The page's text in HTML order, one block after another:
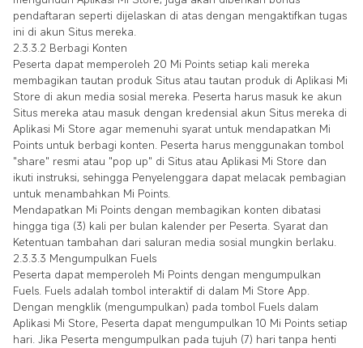
pendaftaran seperti dijelaskan di atas dengan mengaktifkan tugas
ini di akun Situs mereka.
2.3.3.2 Berbagi Konten
Peserta dapat memperoleh 20 Mi Points setiap kali mereka
membagikan tautan produk Situs atau tautan produk di Aplikasi Mi
Store di akun media sosial mereka. Peserta harus masuk ke akun
Situs mereka atau masuk dengan kredensial akun Situs mereka di
Aplikasi Mi Store agar memenuhi syarat untuk mendapatkan Mi
Points untuk berbagi konten. Peserta harus menggunakan tombol
"share" resmi atau "pop up" di Situs atau Aplikasi Mi Store dan
ikuti instruksi, sehingga Penyelenggara dapat melacak pembagian
untuk menambahkan Mi Points.
Mendapatkan Mi Points dengan membagikan konten dibatasi
hingga tiga (3) kali per bulan kalender per Peserta. Syarat dan
Ketentuan tambahan dari saluran media sosial mungkin berlaku.
2.3.3.3 Mengumpulkan Fuels
Peserta dapat memperoleh Mi Points dengan mengumpulkan
Fuels. Fuels adalah tombol interaktif di dalam Mi Store App.
Dengan mengklik (mengumpulkan) pada tombol Fuels dalam
Aplikasi Mi Store, Peserta dapat mengumpulkan 10 Mi Points setiap
hari. Jika Peserta mengumpulkan pada tujuh (7) hari tanpa henti